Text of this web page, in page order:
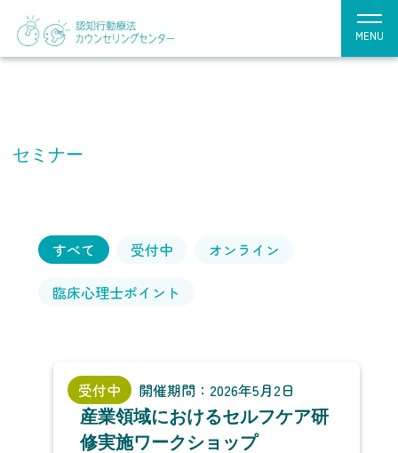
MENU
セミナー
すべて 受付中
オンライン
臨床心理士ポイント
受付中 開催期間：2026年5月2日
産業領域におけるセルフケア研
修実施ワークショップ